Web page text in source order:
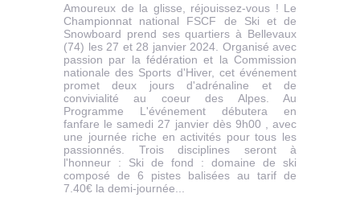
Amoureux de la glisse, réjouissez-vous ! Le
Championnat national FSCF de Ski et de
Snowboard prend ses quartiers à Bellevaux
(74) les 27 et 28 janvier 2024. Organisé avec
passion par la fédération et la Commission
nationale des Sports d'Hiver, cet événement
promet deux jours d'adrénaline et de
convivialité au coeur des Alpes. Au
Programme L'événement débutera en
fanfare le samedi 27 janvier dès 9h00 , avec
une journée riche en activités pour tous les
passionnés. Trois disciplines seront à
l'honneur : Ski de fond : domaine de ski
composé de 6 pistes balisées au tarif de
7.40€ la demi-journée...